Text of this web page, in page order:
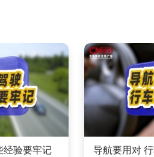
经验要牢记 导航要用对